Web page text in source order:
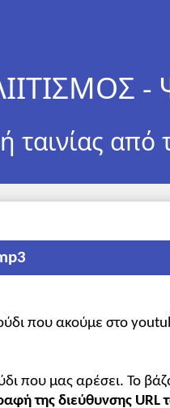
ταινίας
που ακούμε στο
που μας αρέσει. Το
της διεύθυνσης URL